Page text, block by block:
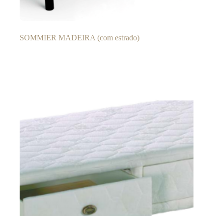
SOMMIER MADEIRA (com estrado)